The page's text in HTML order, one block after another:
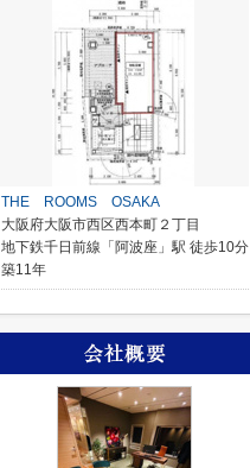
THE ROOMS OSAKA
大阪府大阪市西区西本町２丁目
地下鉄千日前線「阿波座」駅 徒歩10分
築11年